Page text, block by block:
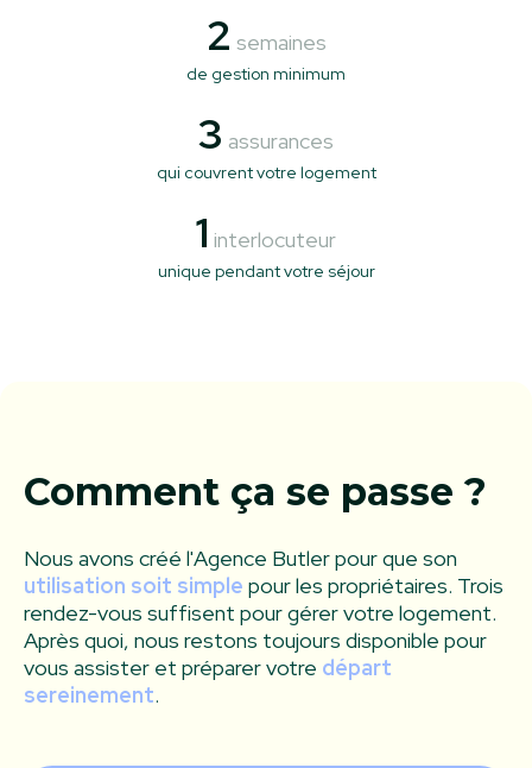
2 semaines
de gestion minimum
3 assurances
qui couvrent votre logement
1 interlocuteur
unique pendant votre séjour
Comment ça se passe ?
Nous avons créé l'Agence Butler pour que son
utilisation soit simple pour les propriétaires. Trois
rendez-vous suffisent pour gérer votre logement.
Après quoi, nous restons toujours disponible pour
vous assister et préparer votre départ
sereinement.